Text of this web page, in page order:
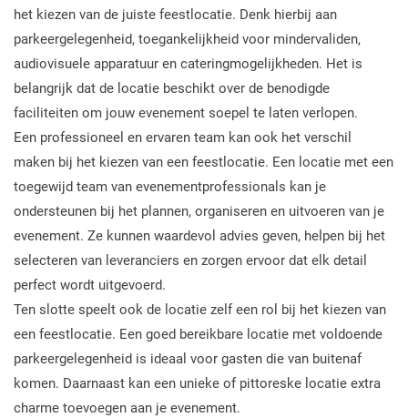
het kiezen van de juiste feestlocatie. Denk hierbij aan
parkeergelegenheid, toegankelijkheid voor mindervaliden,
audiovisuele apparatuur en cateringmogelijkheden. Het is
belangrijk dat de locatie beschikt over de benodigde
faciliteiten om jouw evenement soepel te laten verlopen.
Een professioneel en ervaren team kan ook het verschil
maken bij het kiezen van een feestlocatie. Een locatie met een
toegewijd team van evenementprofessionals kan je
ondersteunen bij het plannen, organiseren en uitvoeren van je
evenement. Ze kunnen waardevol advies geven, helpen bij het
selecteren van leveranciers en zorgen ervoor dat elk detail
perfect wordt uitgevoerd.
Ten slotte speelt ook de locatie zelf een rol bij het kiezen van
een feestlocatie. Een goed bereikbare locatie met voldoende
parkeergelegenheid is ideaal voor gasten die van buitenaf
komen. Daarnaast kan een unieke of pittoreske locatie extra
charme toevoegen aan je evenement.